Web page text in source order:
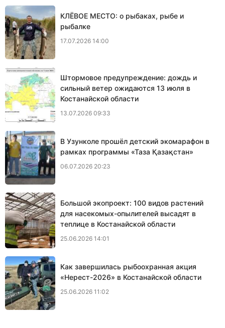
КЛЁВОЕ МЕСТО: о рыбаках, рыбе и
рыбалке
17.07.2026 14:00
Штормовое предупреждение: дождь и
сильный ветер ожидаются 13 июля в
Костанайской области
13.07.2026 09:33
В Узунколе прошёл детский экомарафон в
рамках программы «Таза Қазақстан»
06.07.2026 20:23
Большой экопроект: 100 видов растений
для насекомых-опылителей высадят в
теплице в Костанайской области
25.06.2026 14:01
Как завершилась рыбоохранная акция
«Нерест-2026» в Костанайской области
25.06.2026 11:02